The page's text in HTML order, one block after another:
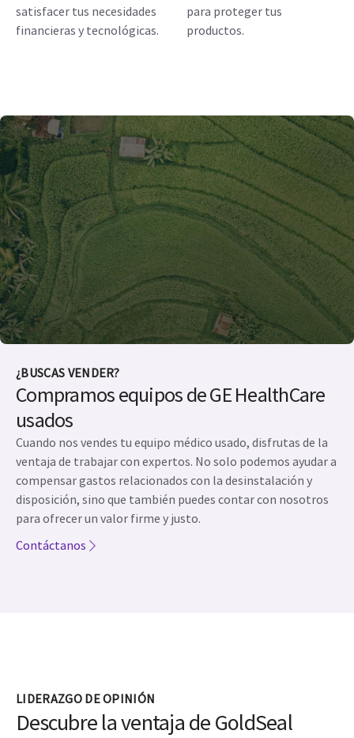
satisfacer tus necesidades
financieras y tecnológicas.
para proteger tus
productos.
¿BUSCAS VENDER?
Compramos equipos de GE HealthCare
usados
Cuando nos vendes tu equipo médico usado, disfrutas de la
ventaja de trabajar con expertos. No solo podemos ayudar a
compensar gastos relacionados con la desinstalación y
disposición, sino que también puedes contar con nosotros
para ofrecer un valor firme y justo.
Contáctanos
LIDERAZGO DE OPINIÓN
Descubre la ventaja de GoldSeal